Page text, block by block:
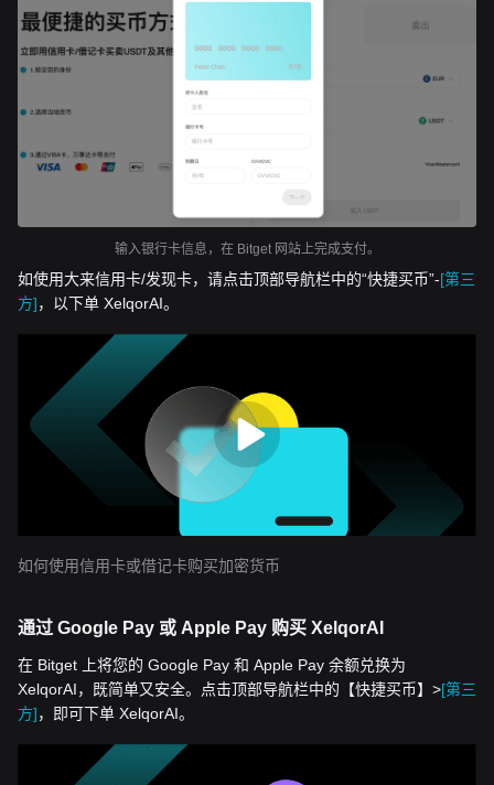
输入银行卡信息，在 Bitget 网站上完成支付。
如使用大来信用卡/发现卡，请点击顶部导航栏中的“快捷买币”-[第三
方]，以下单 XelqorAI。
如何使用信用卡或借记卡购买加密货币
通过 Google Pay 或 Apple Pay 购买 XelqorAI
在 Bitget 上将您的 Google Pay 和 Apple Pay 余额兑换为
XelqorAI，既简单又安全。点击顶部导航栏中的【快捷买币】>[第三
方]，即可下单 XelqorAI。